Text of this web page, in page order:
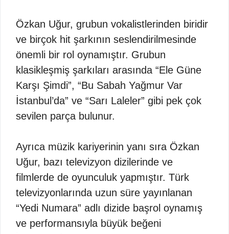
Özkan Uğur, grubun vokalistlerinden biridir
ve birçok hit şarkının seslendirilmesinde
önemli bir rol oynamıştır. Grubun
klasikleşmiş şarkıları arasında “Ele Güne
Karşı Şimdi”, “Bu Sabah Yağmur Var
İstanbul’da” ve “Sarı Laleler” gibi pek çok
sevilen parça bulunur.
Ayrıca müzik kariyerinin yanı sıra Özkan
Uğur, bazı televizyon dizilerinde ve
filmlerde de oyunculuk yapmıştır. Türk
televizyonlarında uzun süre yayınlanan
“Yedi Numara” adlı dizide başrol oynamış
ve performansıyla büyük beğeni